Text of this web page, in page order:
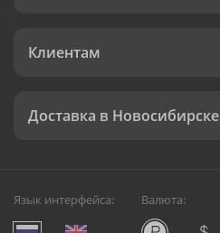
Клиентам
Доставка в Новосибирске
Язык интерфейса: Валюта: